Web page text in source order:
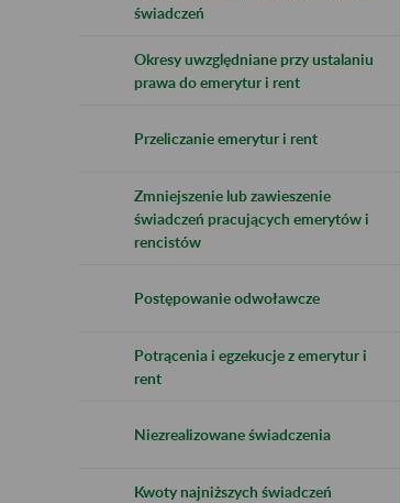
świadczeń
Okresy uwzględniane przy ustalaniu
prawa do emerytur i rent
Przeliczanie emerytur i rent
Zmniejszenie lub zawieszenie
świadczeń pracujących emerytów i
rencistów
Postępowanie odwoławcze
Potrącenia i egzekucje z emerytur i
rent
Niezrealizowane świadczenia
Kwoty najniższych świadczeń